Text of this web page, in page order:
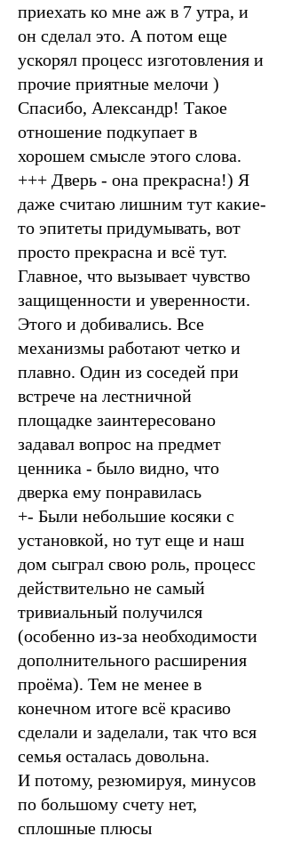
приехать ко мне аж в 7 утра, и
он сделал это. А потом еще
ускорял процесс изготовления и
прочие приятные мелочи )
Спасибо, Александр! Такое
отношение подкупает в
хорошем смысле этого слова.
+++ Дверь - она прекрасна!) Я
даже считаю лишним тут какие-
то эпитеты придумывать, вот
просто прекрасна и всё тут.
Главное, что вызывает чувство
защищенности и уверенности.
Этого и добивались. Все
механизмы работают четко и
плавно. Один из соседей при
встрече на лестничной
площадке заинтересовано
задавал вопрос на предмет
ценника - было видно, что
дверка ему понравилась
+- Были небольшие косяки с
установкой, но тут еще и наш
дом сыграл свою роль, процесс
действительно не самый
тривиальный получился
(особенно из-за необходимости
дополнительного расширения
проёма). Тем не менее в
конечном итоге всё красиво
сделали и заделали, так что вся
семья осталась довольна.
И потому, резюмируя, минусов
по большому счету нет,
сплошные плюсы